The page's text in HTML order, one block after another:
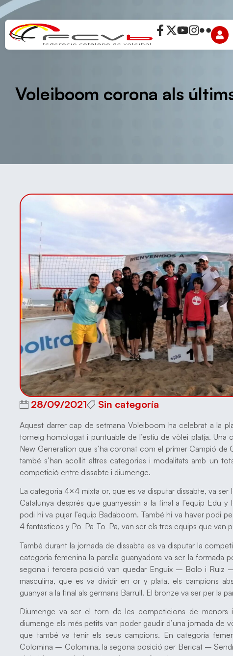
Voleiboom corona als
28/09/2021 Sin categoría
Aquest darrer cap de setmana Voleiboom ha celebrat a la
torneig homologat i puntuable de l’estiu de vòlei platja. Una
New Generation que s’ha coronat com el primer Campió de
també s’han acollit altres categories i modalitats amb un
competició entre dissabte i diumenge.
La categoria 4×4 mixta or, que es va disputar dissabte, va
Catalunya després que guanyessin a la final a l’equip Edu
podi hi va pujar l’equip Badaboom. També hi va haver podi
4 fantásticos y Po-Pa-To-Pa, van ser els tres equips que van
També durant la jornada de dissabte es va disputar la
categoria femenina la parella guanyadora va ser la formada
segona i tercera posició van quedar Enguix – Bolo i Ruiz
masculina, que es va dividir en or y plata, els campions
guanyar a la final als germans Barrull. El bronze va ser per la
Diumenge va ser el torn de les competicions de
diumenge els més petits van poder gaudir d’una jornada de
que també va tenir els seus campions. En categoria
Colomina – Colomina, la segona posició per Bericat –